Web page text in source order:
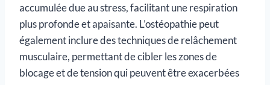
accumulée due au stress, facilitant une respiration
plus profonde et apaisante. L’ostéopathie peut
également inclure des techniques de relâchement
musculaire, permettant de cibler les zones de
blocage et de tension qui peuvent être exacerbées